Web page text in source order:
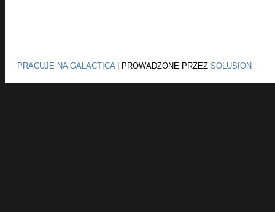
PRACUJE NA GALACTICA| PROWADZONE PRZEZ SOLUSION